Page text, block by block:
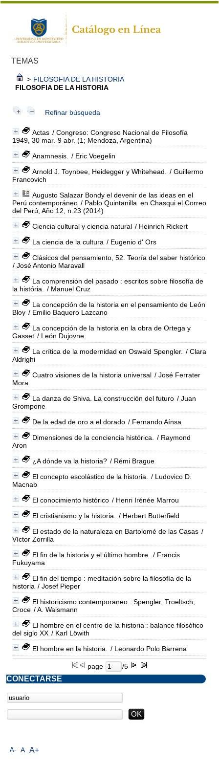
TEMAS
> FILOSOFIA DE LA HISTORIA
FILOSOFIA DE LA HISTORIA
Refinar búsqueda
Actas / Congreso: Congreso Nacional de Filosofía
1949, 30 mar.-9 abr. (1; Mendoza, Argentina)
Anamnesis.
/ Eric Voegelin
Arnold J. Toynbee, Heidegger y Whitehead.
/ Guillermo
Francovich
Augusto Salazar Bondy el devenir de las ideas en el
Perú contemporáneo / Pablo Quintanilla en Chasqui el Correo
del Perú, Año 12, n.23 (2014)
Ciencia cultural y ciencia natural / Heinrich Rickert
La ciencia de la cultura / Eugenio d' Ors
Clásicos del pensamiento, 52. Teoría del saber histórico
/ José Antonio Maravall
La comprensión del pasado : escritos sobre filosofía de
la história.
/ Manuel Cruz
La concepción de la historia en el pensamiento de León
Bloy / Emilio Baquero Lazcano
La concepción de la historia en la obra de Ortega y
Gasset / León Dujovne
La crítica de la modernidad en Oswald Spengler. / Clara
Aldrighi
Cuatro visiones de la historia universal / José Ferrater
Mora
La danza de Shiva. La construcción del futuro / Juan
Grompone
De la edad de oro a el dorado / Fernando Aínsa
Dimensiones de la conciencia histórica.
/ Raymond
Aron
¿A dónde va la historia? / Rémi Brague
El concepto escolástico de la historia.
/ Ludovico D.
Macnab
El conocimiento histórico / Henri Irénée Marrou
El cristianismo y la historia.
/ Herbert Butterfield
El estado de la naturaleza en Bartolomé de las Casas /
Víctor Zorrilla
El fin de la historia y el último hombre.
/ Francis
Fukuyama
El fin del tiempo : meditación sobre la filosofía de la
historia / Josef Pieper
El historicismo contemporaneo : Spengler, Troeltsch,
Croce / A. Waismann
El hombre en el centro de la historia : balance filosófico
del siglo XX / Karl Löwith
El hombre en la historia.
/ Leonardo Polo Barrena
page /5
A- A A+
CONECTARSE